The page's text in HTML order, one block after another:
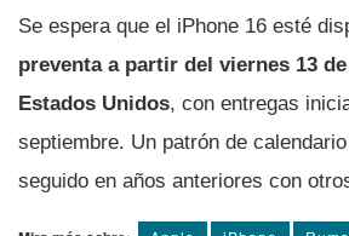
Se espera que el iPhone 16 esté
preventa a partir del viernes 13
Estados Unidos, con entregas
septiembre. Un patrón de
seguido en años anteriores con